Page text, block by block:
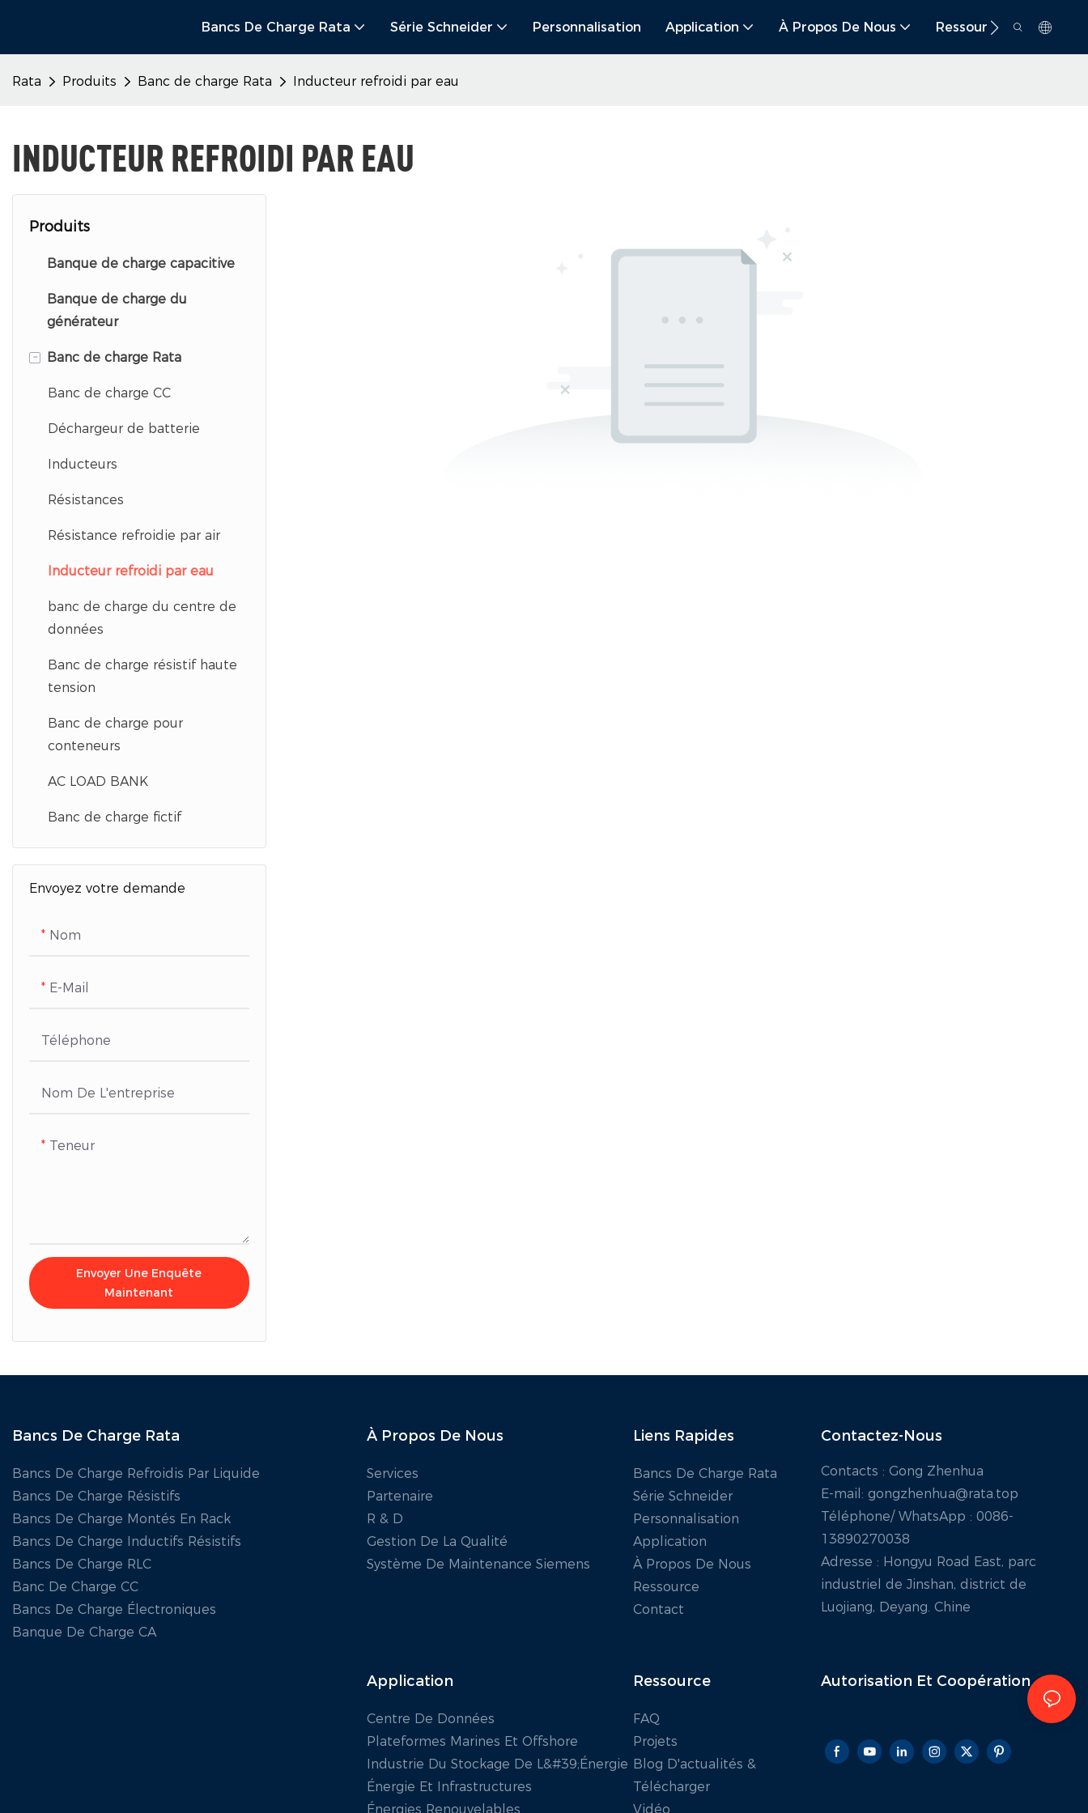
Bancs De Charge Rata Série Schneider Personnalisation Application À Propos De Nous Ressource
Rata Produits Banc de charge Rata Inducteur refroidi par eau
INDUCTEUR REFROIDI PAR EAU
Produits
Banque de charge capacitive
Banque de charge du
générateur
- Banc de charge Rata
Banc de charge CC
Déchargeur de batterie
Inducteurs
Résistances
Résistance refroidie par air
Inducteur refroidi par eau
banc de charge du centre de
données
Banc de charge résistif haute
tension
Banc de charge pour
conteneurs
AC LOAD BANK
Banc de charge fictif
Envoyez votre demande
Nom
E-Mail
Téléphone
Nom De L'entreprise
Teneur
Envoyer Une Enquête
Maintenant
Bancs De Charge Rata
Bancs De Charge Refroidis Par Liquide
Bancs De Charge Résistifs
Bancs De Charge Montés En Rack
Bancs De Charge Inductifs Résistifs
Bancs De Charge RLC
Banc De Charge CC
Bancs De Charge Électroniques
Banque De Charge CA
À Propos De Nous
Services
Partenaire
R & D
Gestion De La Qualité
Système De Maintenance Siemens
Liens Rapides
Bancs De Charge Rata
Série Schneider
Personnalisation
Application
À Propos De Nous
Ressource
Contact
Contactez-Nous
Contacts : Gong Zhenhua
E-mail: gongzhenhua@rata.top
Téléphone/ WhatsApp : 0086-
13890270038
Adresse : Hongyu Road East, parc
industriel de Jinshan, district de
Luojiang, Deyang. Chine
Application
Centre De Données
Plateformes Marines Et Offshore
Industrie Du Stockage De L&#39;énergie
Énergie Et Infrastructures
Énergies Renouvelables
Ressource
FAQ
Projets
Blog D'actualités &
Télécharger
Vidéo
Autorisation Et Coopération